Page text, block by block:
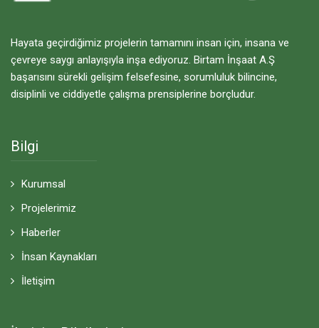
Hayata geçirdiğimiz projelerin tamamını insan için, insana ve
çevreye saygı anlayışıyla inşa ediyoruz. Birtam İnşaat A.Ş
başarısını sürekli gelişim felsefesine, sorumluluk bilincine,
disiplinli ve ciddiyetle çalışma prensiplerine borçludur.
Bilgi
Kurumsal
Projelerimiz
Haberler
İnsan Kaynakları
İletişim